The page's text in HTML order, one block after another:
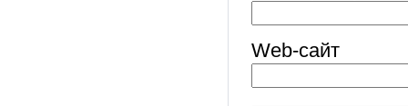
Web-cайт